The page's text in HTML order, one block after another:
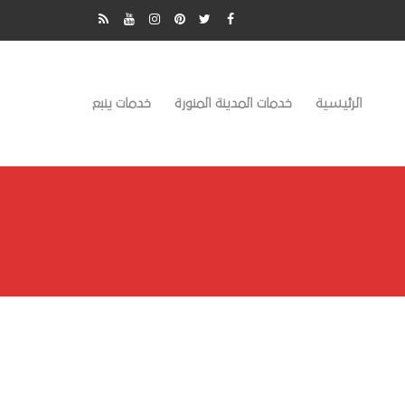
الرئيسية خدمات المدينة المنورة خدمات ينبع